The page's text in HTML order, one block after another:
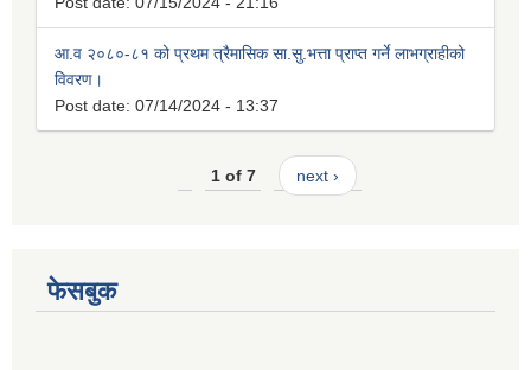
आ.व २०८०-८१ को प्रथम त्रैमासिक सा.सु.भत्ता प्राप्त गर्ने लाभग्राहीको
विवरण।
Post date: 07/14/2024 - 13:37
1 of 7 next ›
फेसबुक